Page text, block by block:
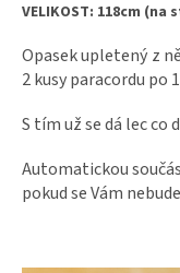
VELIKOST: 118cm
Opasek upletený z
2 kusy paracordu po
S tím už se dá lec co
Automatickou
pokud se Vám